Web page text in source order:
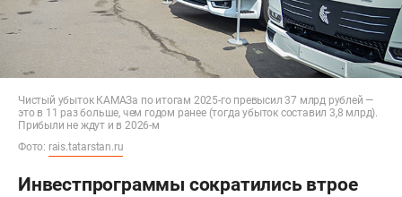
Чистый убыток КАМАЗа по итогам 2025-го превысил 37 млрд рублей —
это в 11 раз больше, чем годом ранее (тогда убыток составил 3,8 млрд).
Прибыли не ждут и в 2026-м
Фото: rais.tatarstan.ru
Инвестпрограммы сократились втрое